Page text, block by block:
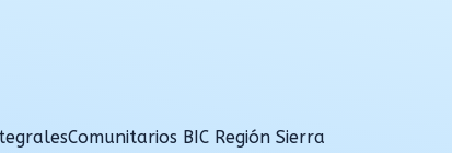
BIC Región Sierra